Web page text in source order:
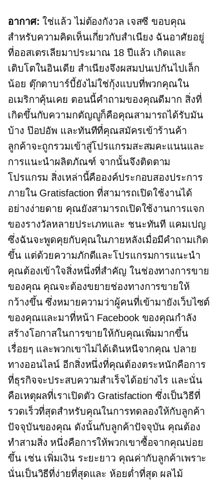
อากาศ: ใช่แล้ว ไม่ต้องกังวล เจสซี ขอบคุณ
สำหรับความคิดเห็นเกี่ยวกับสำเนียง ฉันอาศัยอยู่
ที่ออสเตรเลียมาประมาณ 18 ปีแล้ว เกิดและ
เติบโตในอินเดีย สำเนียงจึงผสมปนเปกันไปเล็ก
น้อย ตุ๊กตาบาร์บี้ยังไม่ใช่กุ้งแบบที่พวกคุณใน
อเมริกาคุ้นเคย ตอนนี้คำถามของคุณดีมาก สิ่งที่
เกิดขึ้นกับความกตัญญูก็คือคุณสามารถได้รับมัน
บ้าง ป๊อปอัพ และทันทีที่คุณสมัครเข้าร้านค้า
ลูกค้าจะถูกรวมเข้าสู่โปรแกรมสะสมคะแนนและ
การแนะนำผลิตภัณฑ์ จากนั้นจึงติดตาม
โปรแกรม สิ่งเหล่านี้คือองค์ประกอบสองประการ
ภายใน Gratisfaction ที่สามารถเปิดใช้งานได้
อย่างง่ายดาย คุณยังสามารถเปิดใช้งานการแจก
ของรางวัลหลายประเภทและ ชนะทันที แคมเปญ
ซึ่งฉันจะพูดคุยกับคุณในภายหลังเมื่อมีคำถามเกิด
ขึ้น แต่ด้วยความภักดีและโปรแกรมการแนะนำ
คุณต้องเข้าใจสิ่งหนึ่งที่สำคัญ ในช่องทางการขาย
ของคุณ คุณจะต้องขยายช่องทางการขายให้
กว้างขึ้น ซึ่งหมายความว่าผู้คนที่เข้ามายังเว็บไซต์
ของคุณและมาที่หน้า Facebook ของคุณกำลัง
สร้างโอกาสในการขายให้กับคุณเพิ่มมากขึ้น
เรื่อยๆ และพวกเขาไม่ได้เดินหนีจากคุณ ปลาย
ทางออนไลน์ อีกสิ่งหนึ่งที่คุณต้องตระหนักคือการ
ที่ธุรกิจจะประสบความสำเร็จได้อย่างไร และนั่น
คือเหตุผลที่เราเปิดตัว Gratisfaction ซึ่งเป็นวิธีที่
รวดเร็วที่สุดสำหรับคุณในการทดลองให้กับลูกค้า
ปัจจุบันของคุณ ดังนั้นกับลูกค้าปัจจุบัน คุณต้อง
ทำสามสิ่ง หนึ่งคือการให้พวกเขาซื้อจากคุณบ่อย
ขึ้น เช่น เพิ่มเงิน ระยะยาว คุณค่ากับลูกค้าเพราะ
นั่นเป็นวิธีที่ง่ายที่สุดและ ห้อยต่ำที่สุด ผลไม้